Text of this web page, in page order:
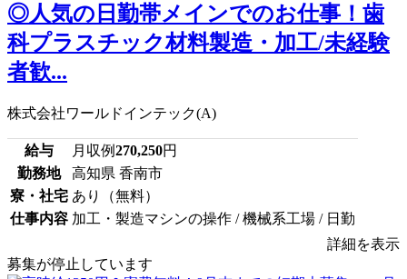
◎人気の日勤帯メインでのお仕事！歯
科プラスチック材料製造・加工/未経験
者歓...
株式会社ワールドインテック(A)
給与 月収例270,250円
勤務地
高知県 香南市
寮・社宅 あり（無料）
仕事内容 加工・製造マシンの操作 / 機械系工場 / 日勤
詳細を表示
募集が停止しています